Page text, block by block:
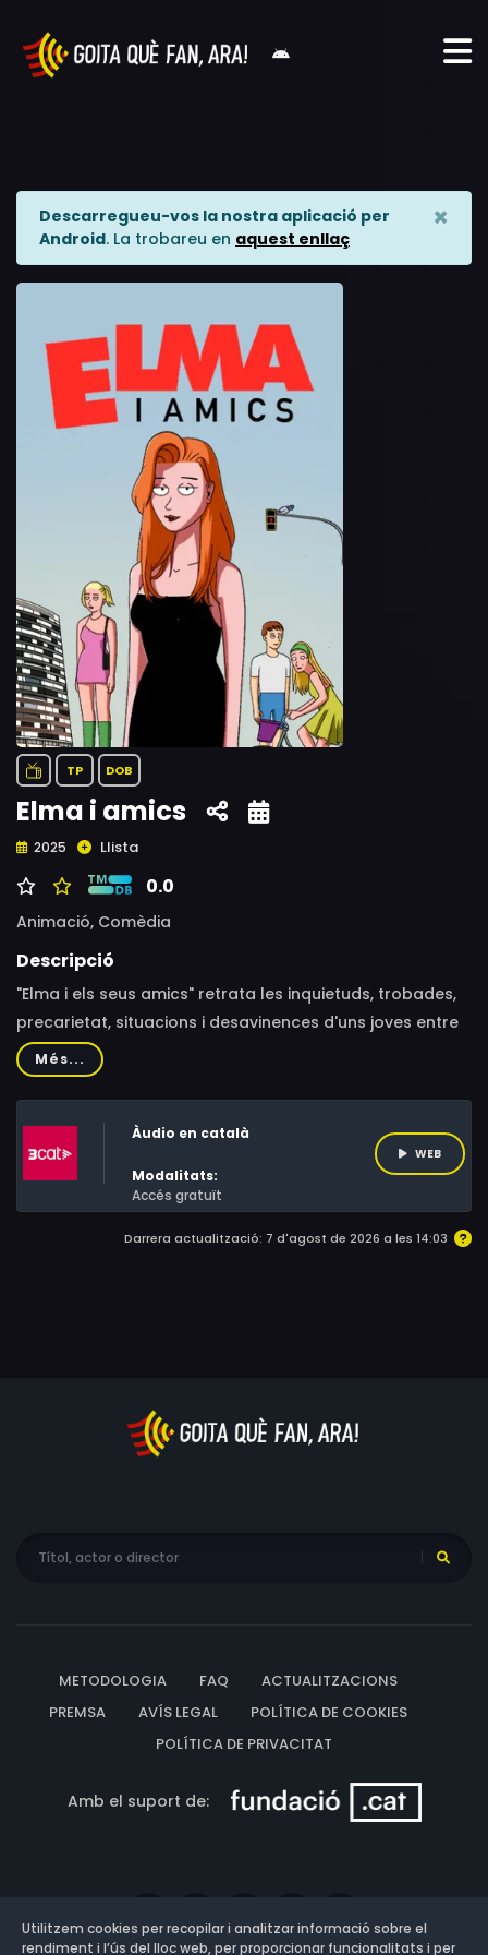
Descarregueu-vos la nostra aplicació per
Android. La trobareu en aquest enllaç
×
TP DOB
Elma i amics
2025 Llista
0.0
Animació, Comèdia
Descripció
"Elma i els seus amics" retrata les inquietuds, trobades,
precarietat, situacions i desavinences d'uns joves entre
terrasses de bar, vagons de metro i pisos compartits.
Humor espontani i situacions en què potser
reconeixeràs les teves amigues... o a tu mateixa. Sèrie
d'animació publicada originalment a l'Instagram d'EVA i
creada en exclusiva per l'il·lustrador Martí Melcion, el
gran retratista de la generació mil·lennista barcelonina.
Més...
Àudio en català
Modalitats:
Accés gratuït
WEB
Darrera actualització: 7 d'agost de 2026 a les 14:03
METODOLOGIA FAQ
ACTUALITZACIONS
PREMSA
AVÍS LEGAL
POLÍTICA DE COOKIES
POLÍTICA DE PRIVACITAT
Amb el suport de:
Utilitzem cookies per recopilar i analitzar informació sobre el
rendiment i l’ús del lloc web, per proporcionar funcionalitats i per